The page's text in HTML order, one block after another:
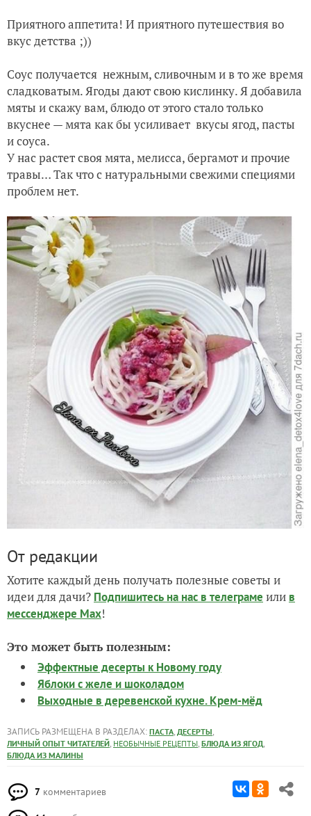
Приятного аппетита! И приятного путешествия во
вкус детства ;))
Соус получается нежным, сливочным и в то же время
сладковатым. Ягоды дают свою кислинку. Я добавила
мяты и скажу вам, блюдо от этого стало только
вкуснее — мята как бы усиливает вкусы ягод, пасты
и соуса.
У нас растет своя мята, мелисса, бергамот и прочие
травы… Так что с натуральными свежими специями
проблем нет.
От редакции
Хотите каждый день получать полезные советы и
идеи для дачи? Подпишитесь на нас в телеграме или в
мессенджере Max!
Это может быть полезным:
Эффектные десерты к Новому году
Яблоки с желе и шоколадом
Выходные в деревенской кухне. Крем-мёд
ЗАПИСЬ РАЗМЕЩЕНА В РАЗДЕЛАХ: ПАСТА, ДЕСЕРТЫ,
ЛИЧНЫЙ ОПЫТ ЧИТАТЕЛЕЙ, НЕОБЫЧНЫЕ РЕЦЕПТЫ, БЛЮДА ИЗ ЯГОД,
БЛЮДА ИЗ МАЛИНЫ
7 комментариев